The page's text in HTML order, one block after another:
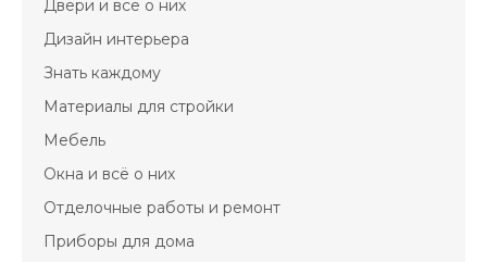
Двери и всё о них
Дизайн интерьера
Знать каждому
Материалы для стройки
Мебель
Окна и всё о них
Отделочные работы и ремонт
Приборы для дома